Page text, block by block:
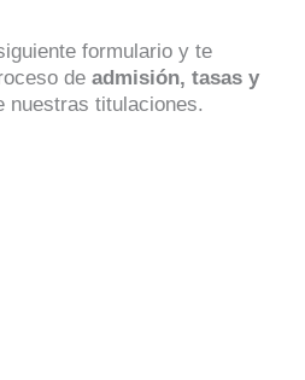
formulario y te
de admisión, tasas y
nuestras titulaciones.